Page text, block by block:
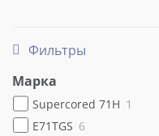
Фильтры
Марка
Supercored 71H 1
Е71ТGS 6